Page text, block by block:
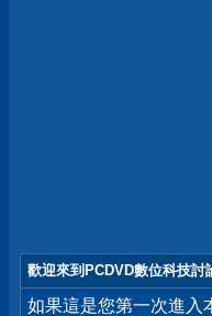
歡迎來到PCDVD數位科技討
如果這是您第一次進入